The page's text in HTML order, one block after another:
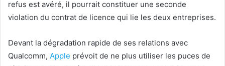
refus est avéré, il pourrait constituer une seconde
violation du contrat de licence qui lie les deux entreprises.
Devant la dégradation rapide de ses relations avec
Qualcomm, Apple prévoit de ne plus utiliser les puces de